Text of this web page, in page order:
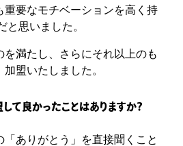
重要なモチベーションを高く持
と思いました。
を満たし、さらにそれ以上のも
盟いたしました。
て良かったことはありますか？
「ありがとう」を直接聞くこと